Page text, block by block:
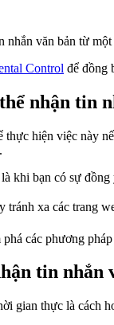
văn bản từ
Control để đồng
nhận tin
thực hiện việc này
khi bạn có sự
xa các trang
các phương
tin
gian thực là cách